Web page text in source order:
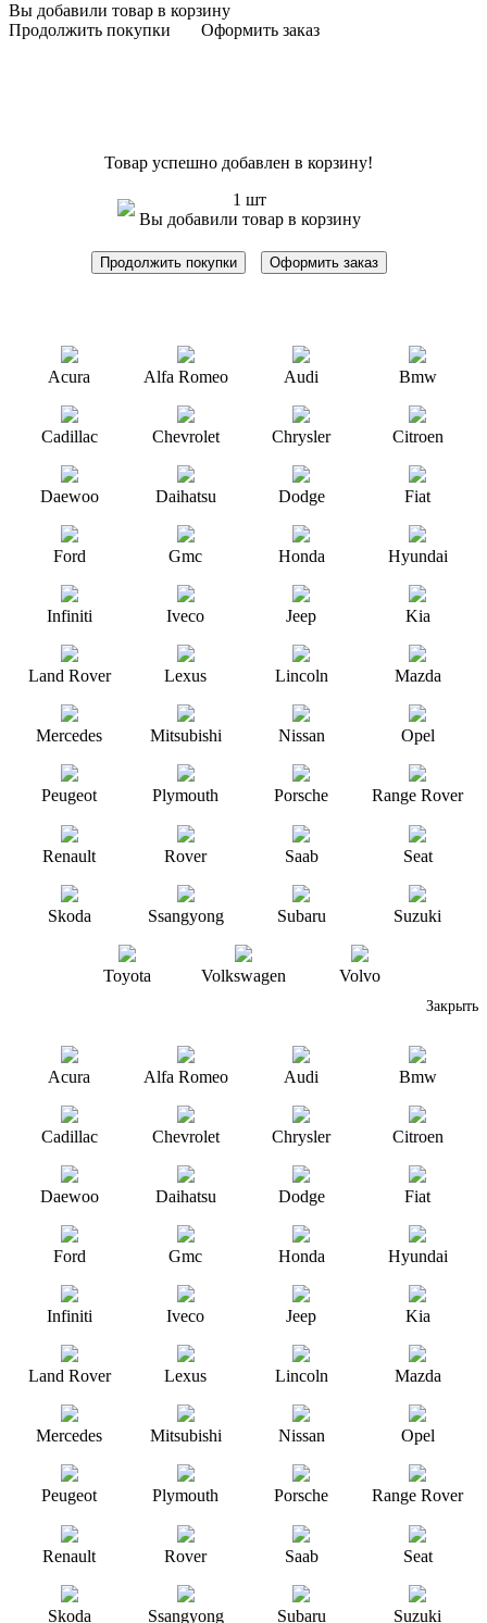
Вы добавили товар в корзину
Продолжить покупки
Оформить заказ
Товар успешно добавлен в корзину!
1 шт
Вы добавили товар в корзину
Продолжить покупки Оформить заказ
Acura Alfa Romeo Audi Bmw
Cadillac Chevrolet Chrysler Citroen
Daewoo Daihatsu Dodge Fiat
Ford Gmc Honda Hyundai
Infiniti Iveco Jeep Kia
Land Rover Lexus Lincoln Mazda
Mercedes Mitsubishi Nissan Opel
Peugeot Plymouth Porsche Range Rover
Renault Rover Saab Seat
Skoda Ssangyong Subaru Suzuki
Toyota Volkswagen Volvo
Закрыть
Acura Alfa Romeo Audi Bmw
Cadillac Chevrolet Chrysler Citroen
Daewoo Daihatsu Dodge Fiat
Ford Gmc Honda Hyundai
Infiniti Iveco Jeep Kia
Land Rover Lexus Lincoln Mazda
Mercedes Mitsubishi Nissan Opel
Peugeot Plymouth Porsche Range Rover
Renault Rover Saab Seat
Skoda Ssangyong Subaru Suzuki